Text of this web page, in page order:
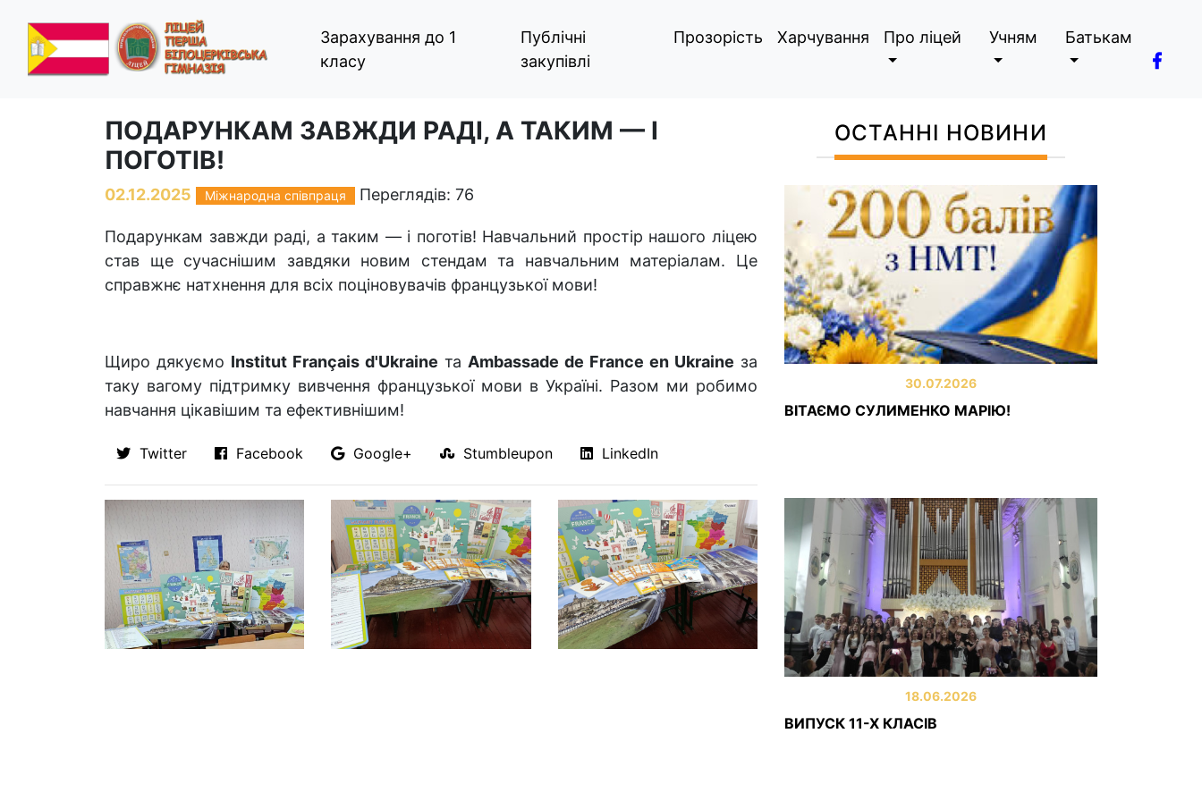
Зарахування до 1
класу
Публічні
закупівлі
Прозорість Харчування Про ліцей Учням Батькам
ПОДАРУНКАМ ЗАВЖДИ РАДІ, А ТАКИМ — І
ПОГОТІВ!
02.12.2025 Міжнародна співпраця Переглядів: 76
Подарункам завжди раді, а таким — і поготів! Навчальний простір нашого ліцею
став ще сучаснішим завдяки новим стендам та навчальним матеріалам. Це
справжнє натхнення для всіх поціновувачів французької мови!
Щиро дякуємо Institut Français d'Ukraine та Ambassade de France en Ukraine за
таку вагому підтримку вивчення французької мови в Україні. Разом ми робимо
навчання цікавішим та ефективнішим!
Twitter Facebook Google+ Stumbleupon LinkedIn
ОСТАННІ НОВИНИ
30.07.2026
ВІТАЄМО СУЛИМЕНКО МАРІЮ!
18.06.2026
ВИПУСК 11-Х КЛАСІВ